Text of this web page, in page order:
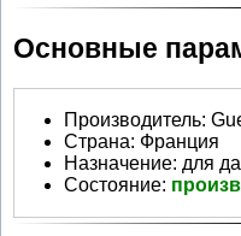
Основные
Производитель:
Страна: Франция
Назначение: для
Состояние: